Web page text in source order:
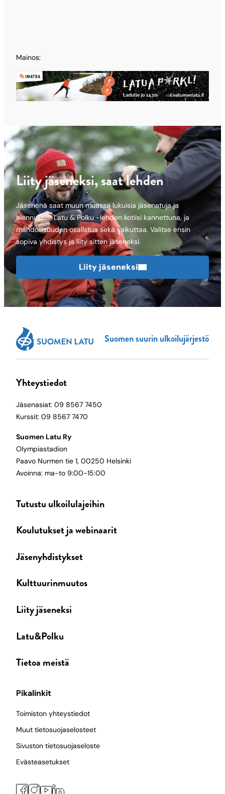
Mainos:
Liity jäseneksi, saat lehden
Jäsenenä saat muun muassa lukuisia jäsenetuja ja
alennuksia, Latu & Polku -lehden kotiisi kannettuna, ja
mahdollisuuden osallstua sekä vaikuttaa. Valitse ensin
sopiva yhdistys ja liity sitten jäseneksi.
Liity jäseneksi
Suomen suurin ulkoilujärjestö
Yhteystiedot
Jäsenasiat: 09 8567 7450
Kurssit: 09 8567 7470
Suomen Latu Ry
Olympiastadion
Paavo Nurmen tie 1, 00250 Helsinki
Avoinna: ma-to 9:00-15:00
Tutustu ulkoilulajeihin
Koulutukset ja webinaarit
Jäsenyhdistykset
Kulttuurinmuutos
Liity jäseneksi
Latu&Polku
Tietoa meistä
Pikalinkit
Toimiston yhteystiedot
Muut tietosuojaselosteet
Sivuston tietosuojaseloste
Evästeasetukset
Facebook
Instagram
YouTube
LinkedIn